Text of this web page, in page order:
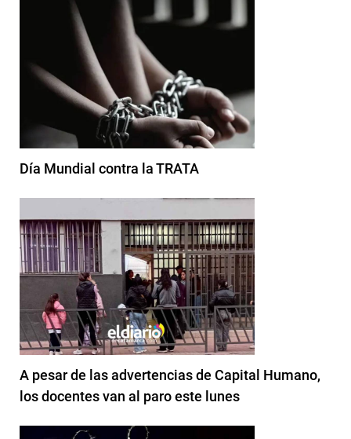
Día Mundial contra la TRATA
A pesar de las advertencias de Capital Humano,
los docentes van al paro este lunes